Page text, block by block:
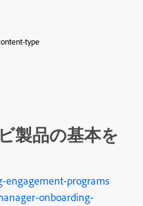
type
製品の基本を
engagement-programs
onboarding-